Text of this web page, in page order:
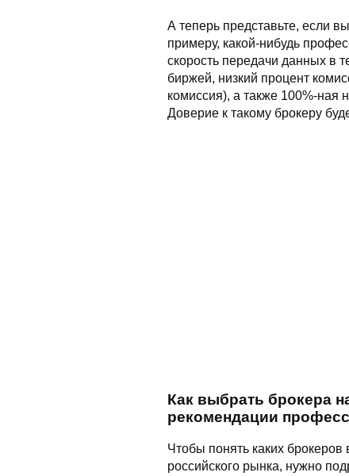
А теперь представьте, если вы
примеру, какой-нибудь
скорость передачи данных в
биржей, низкий процент
комиссия), а также 100%-ная
Доверие к такому брокеру
Как выбрать брокера
рекомендации
Чтобы понять каких
российского рынка, нужно